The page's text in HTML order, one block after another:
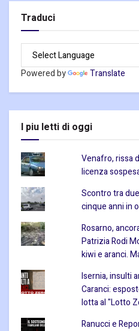
Traduci
Powered by Translate
I piu letti di oggi
Venafro, rissa
licenza
Scontro tra
cinque anni in
Rosarno,
Patrizia Rodi
kiwi e aranci.
Isernia, insulti
Caranci:
lotta al "Lotto
Ranucci e